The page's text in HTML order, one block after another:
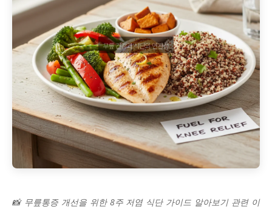
📸 무릎통증 개선을 위한 8주 저염 식단 가이드 알아보기 관련 이